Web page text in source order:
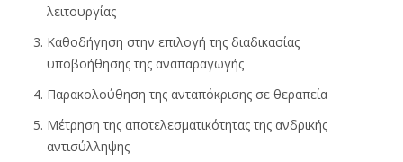
λειτουργίας
Καθοδήγηση στην επιλογή της διαδικασίας
υποβοήθησης της αναπαραγωγής
Παρακολούθηση της ανταπόκρισης σε θεραπεία
Μέτρηση της αποτελεσματικότητας της ανδρικής
αντισύλληψης